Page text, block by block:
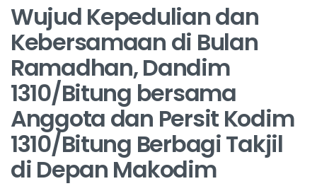
Wujud Kepedulian dan
Kebersamaan di Bulan
Ramadhan, Dandim
1310/Bitung bersama
Anggota dan Persit Kodim
1310/Bitung Berbagi Takjil
di Depan Makodim